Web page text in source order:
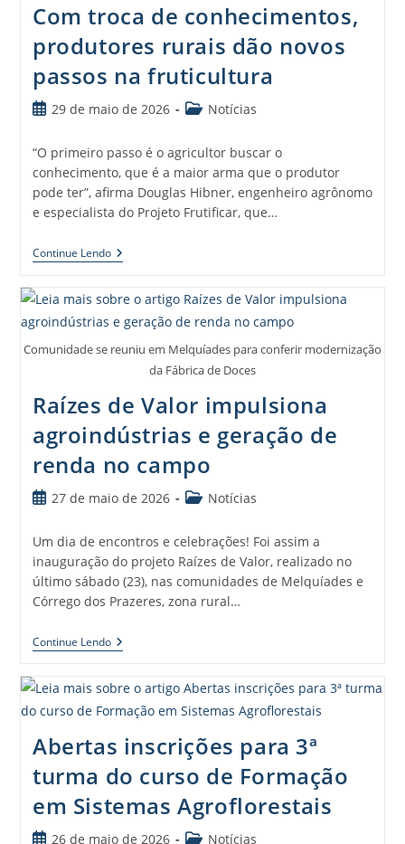
Com troca de conhecimentos,
produtores rurais dão novos
passos na fruticultura
29 de maio de 2026 Notícias
“O primeiro passo é o agricultor buscar o
conhecimento, que é a maior arma que o produtor
pode ter”, afirma Douglas Hibner, engenheiro agrônomo
e especialista do Projeto Frutificar, que…
Continue Lendo
Comunidade se reuniu em Melquíades para conferir modernização
da Fábrica de Doces
Raízes de Valor impulsiona
agroindústrias e geração de
renda no campo
27 de maio de 2026 Notícias
Um dia de encontros e celebrações! Foi assim a
inauguração do projeto Raízes de Valor, realizado no
último sábado (23), nas comunidades de Melquíades e
Córrego dos Prazeres, zona rural…
Continue Lendo
Abertas inscrições para 3ª
turma do curso de Formação
em Sistemas Agroflorestais
26 de maio de 2026 Notícias